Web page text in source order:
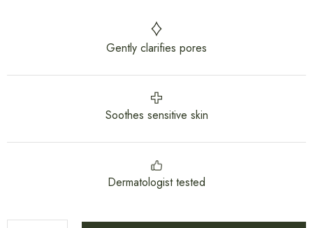
Gently clarifies pores
Soothes sensitive skin
Dermatologist tested